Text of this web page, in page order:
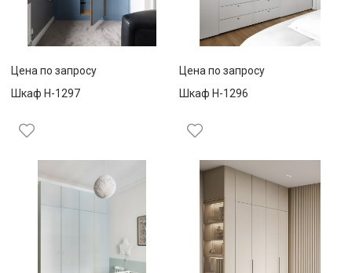
Цена по запросу
Шкаф Н-1297
Цена по запросу
Шкаф Н-1296